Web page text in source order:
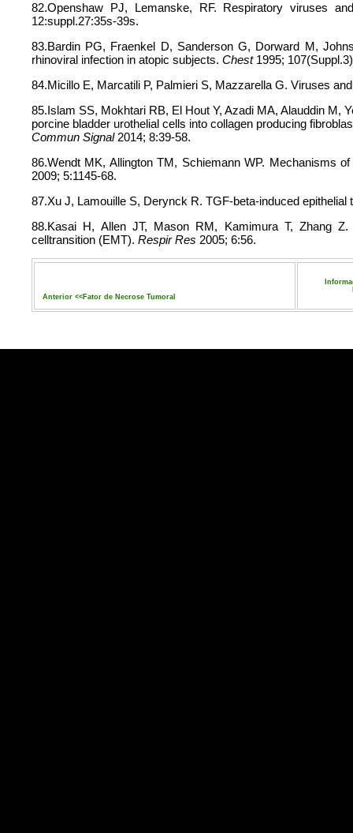
82.Openshaw PJ, Lemanske, RF. Respiratory viruses
12:suppl.27:35s-39s.
83.Bardin PG, Fraenkel D, Sanderson G, Dorward M,
rhinoviral infection in atopic subjects. Chest 1995;
84.Micillo E, Marcatili P, Palmieri S, Mazzarella G. Viruses
85.Islam SS, Mokhtari RB, El Hout Y, Azadi MA, Alauddin M,
porcine bladder urothelial cells into collagen producing
Commun Signal 2014; 8:39-58.
86.Wendt MK, Allington TM, Schiemann WP. Mechanisms
2009; 5:1145-68.
87.Xu J, Lamouille S, Derynck R. TGF-beta-induced
88.Kasai H, Allen JT, Mason RM, Kamimura T, Zhang
celltransition (EMT). Respir Res 2005; 6:56.
Anterior << Fator de Necrose Tumoral